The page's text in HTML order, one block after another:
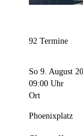
92 Termine
So 9. August
09:00 Uhr
Ort
Phoenixplatz